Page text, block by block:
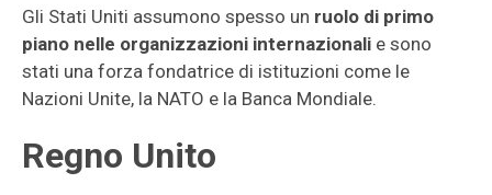
Gli Stati Uniti assumono spesso un ruolo di primo
piano nelle organizzazioni internazionali e sono
stati una forza fondatrice di istituzioni come le
Nazioni Unite, la NATO e la Banca Mondiale.
Regno Unito